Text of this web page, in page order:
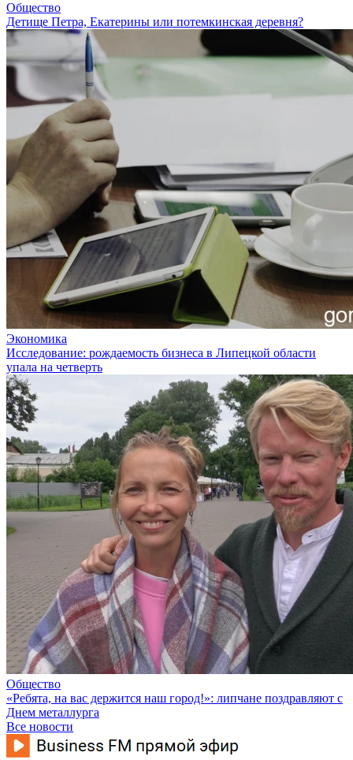
Общество
Детище Петра, Екатерины или потемкинская деревня?
Экономика
Исследование: рождаемость бизнеса в Липецкой области
упала на четверть
Общество
«Ребята, на вас держится наш город!»: липчане поздравляют с
Днем металлурга
Все новости